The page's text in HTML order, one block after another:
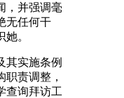
，并强调毫
无任何干
。
实施条例
责调整，
查询拜访工